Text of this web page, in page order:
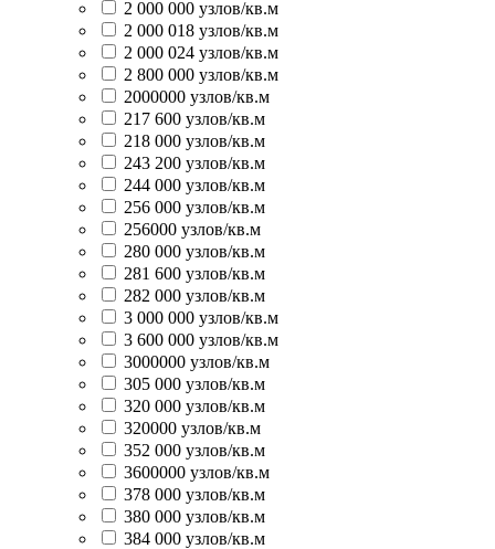
2 000 000 узлов/кв.м
2 000 018 узлов/кв.м
2 000 024 узлов/кв.м
2 800 000 узлов/кв.м
2000000 узлов/кв.м
217 600 узлов/кв.м
218 000 узлов/кв.м
243 200 узлов/кв.м
244 000 узлов/кв.м
256 000 узлов/кв.м
256000 узлов/кв.м
280 000 узлов/кв.м
281 600 узлов/кв.м
282 000 узлов/кв.м
3 000 000 узлов/кв.м
3 600 000 узлов/кв.м
3000000 узлов/кв.м
305 000 узлов/кв.м
320 000 узлов/кв.м
320000 узлов/кв.м
352 000 узлов/кв.м
3600000 узлов/кв.м
378 000 узлов/кв.м
380 000 узлов/кв.м
384 000 узлов/кв.м